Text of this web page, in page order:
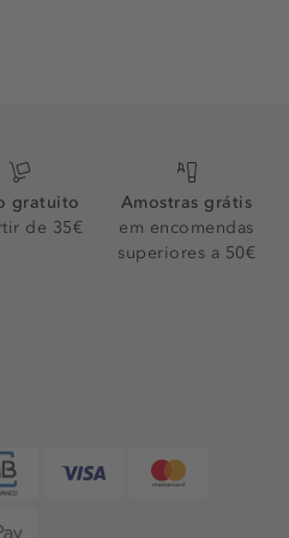
gratuito
de 35€
Amostras grátis
em encomendas
superiores a 50€